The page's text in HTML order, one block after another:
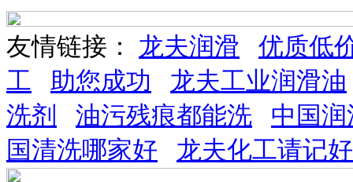
友情链接： 龙夫润滑
优质低
工
助您成功
龙夫工业润滑油
洗剂
油污残痕都能洗
中国
国清洗哪家好
龙夫化工请记好